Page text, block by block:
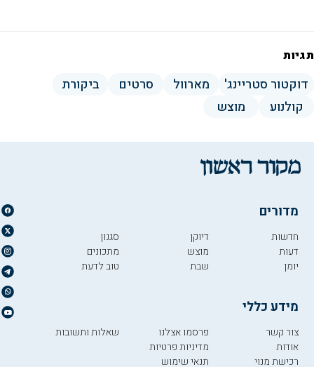
תגיות
דוקטור סטריינג' מארוול סרטים
ביקורת
קולנוע
מוצש
מדורים
חדשות
דעות
יומן
דיוקן
מוצש
שבת
סגנון
מתכונים
טוב לדעת
מידע כללי
צור קשר
אודות
רכישת מנוי
פרסמו אצלנו
מדיניות פרטיות
תנאי שימוש
שאלות ותשובות